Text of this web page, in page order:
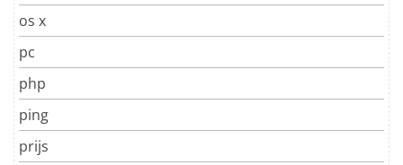
os x
pc
php
ping
prijs